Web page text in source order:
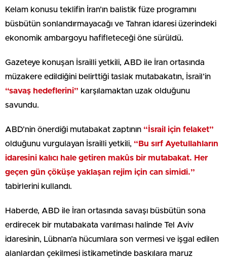
Kelam konusu teklifin İran’ın balistik füze programını
büsbütün sonlandırmayacağı ve Tahran idaresi üzerindeki
ekonomik ambargoyu hafifleteceği öne sürüldü.
Gazeteye konuşan İsrailli yetkili, ABD ile İran ortasında
müzakere edildiğini belirttiği taslak mutabakatın, İsrail’in
“savaş hedeflerini” karşılamaktan uzak olduğunu
savundu.
ABD’nin önerdiği mutabakat zaptının “İsrail için felaket”
olduğunu vurgulayan İsrailli yetkili, “Bu sırf Ayetullahların
idaresini kalıcı hale getiren makûs bir mutabakat. Her
geçen gün çöküşe yaklaşan rejim için can simidi.”
tabirlerini kullandı.
Haberde, ABD ile İran ortasında savaşı büsbütün sona
erdirecek bir mutabakata varılması halinde Tel Aviv
idaresinin, Lübnan’a hücumlara son vermesi ve işgal edilen
alanlardan çekilmesi istikametinde baskılara maruz